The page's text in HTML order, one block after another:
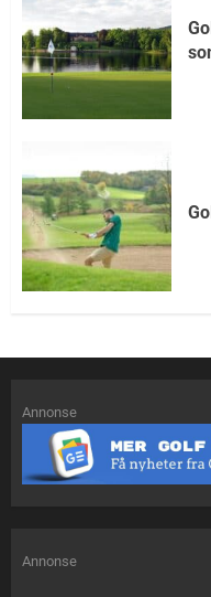
Annonse
Annonse